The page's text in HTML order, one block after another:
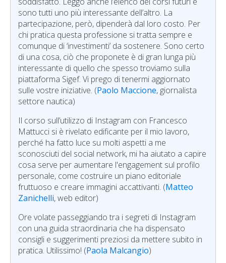
sono tutti uno più interessante dell’altro. La
partecipazione, però, dipenderà dal loro costo. Per
chi pratica questa professione si tratta sempre e
comunque di ‘investimenti’ da sostenere. Sono certo
di una cosa, ciò che proponete è di gran lunga più
interessante di quello che spesso troviamo sulla
piattaforma Sigef. Vi prego di tenermi aggiornato
sulle vostre iniziative. (Paolo Maccione, giornalista
settore nautica)
Il corso sull’utilizzo di Instagram con Francesco
Mattucci si è rivelato edificante per il mio lavoro,
perché ha fatto luce su molti aspetti a me
sconosciuti del social network, mi ha aiutato a capire
cosa serve per aumentare l'engagement sul profilo
personale, come costruire un piano editoriale
fruttuoso e creare immagini accattivanti. (Matteo
Zanichelli, web editor)
Ore volate passeggiando tra i segreti di Instagram
con una guida straordinaria che ha dispensato
consigli e suggerimenti preziosi da mettere subito in
pratica. Utilissimo! (Paola Malcangio)